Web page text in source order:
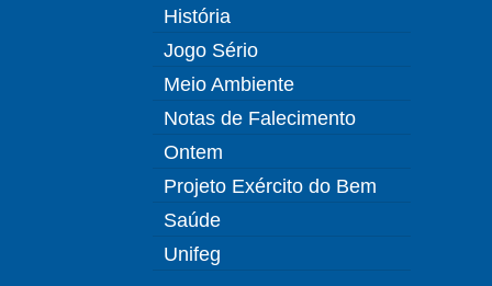
História
Jogo Sério
Meio Ambiente
Notas de Falecimento
Ontem
Projeto Exército do Bem
Saúde
Unifeg